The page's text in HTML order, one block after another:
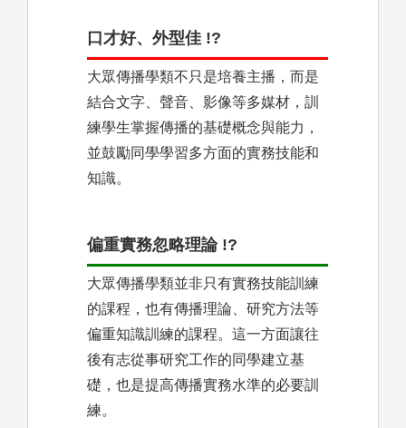
口才好、外型佳 !?
大眾傳播學類不只是培養主播，而是
結合文字、聲音、影像等多媒材，訓
練學生掌握傳播的基礎概念與能力，
並鼓勵同學學習多方面的實務技能和
知識。
偏重實務忽略理論 !?
大眾傳播學類並非只有實務技能訓練
的課程，也有傳播理論、研究方法等
偏重知識訓練的課程。這一方面讓往
後有志從事研究工作的同學建立基
礎，也是提高傳播實務水準的必要訓
練。